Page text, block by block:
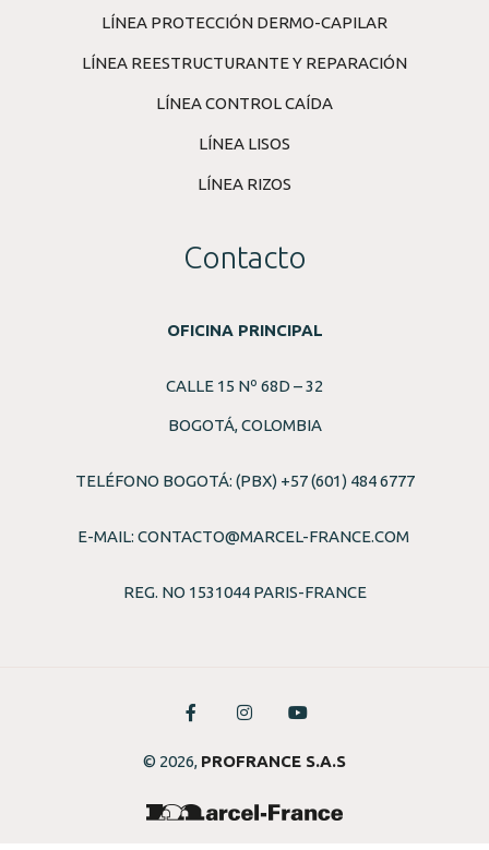
LÍNEA PROTECCIÓN DERMO-CAPILAR
LÍNEA REESTRUCTURANTE Y REPARACIÓN
LÍNEA CONTROL CAÍDA
LÍNEA LISOS
LÍNEA RIZOS
Contacto
OFICINA PRINCIPAL
CALLE 15 Nº 68D – 32
BOGOTÁ, COLOMBIA
TELÉFONO BOGOTÁ: (PBX) +57 (601) 484 6777
E-MAIL: CONTACTO@MARCEL-FRANCE.COM
REG. NO 1531044 PARIS-FRANCE
© 2026, PROFRANCE S.A.S